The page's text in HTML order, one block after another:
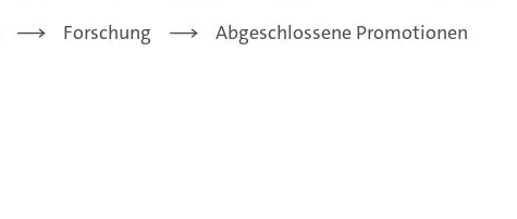
Forschung
Abgeschlossene Promotionen